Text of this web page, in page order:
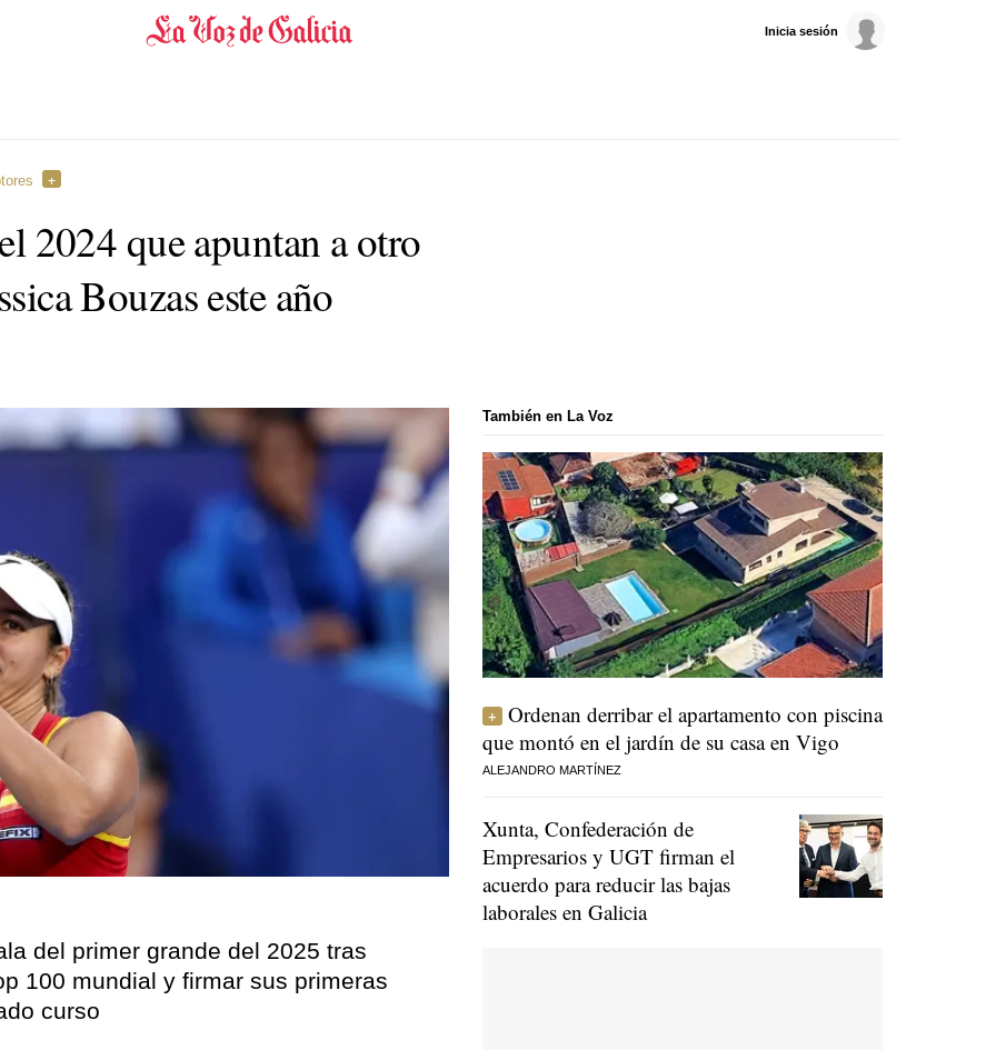
Inicia sesión
2024 que apuntan a otro
Bouzas este año
del primer grande del 2025 tras
100 mundial y firmar sus primeras
curso
También en La Voz
Ordenan derribar el apartamento con piscina
que montó en el jardín de su casa en Vigo
ALEJANDRO MARTÍNEZ
Xunta, Confederación de
Empresarios y UGT firman el
acuerdo para reducir las bajas
laborales en Galicia